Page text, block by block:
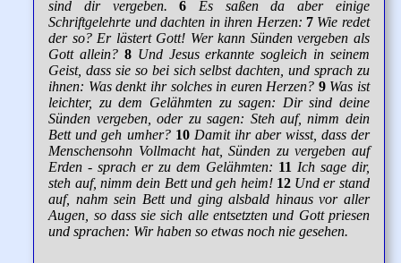
sind dir vergeben.
6
Es saßen da aber einige
Schriftgelehrte und dachten in ihren Herzen: 7 Wie redet
der so? Er lästert Gott! Wer kann Sünden vergeben als
Gott allein? 8 Und Jesus erkannte sogleich in seinem
Geist, dass sie so bei sich selbst dachten, und sprach zu
ihnen: Was denkt ihr solches in euren Herzen? 9 Was ist
leichter, zu dem Gelähmten zu sagen: Dir sind deine
Sünden vergeben, oder zu sagen: Steh auf, nimm dein
Bett und geh umher? 10 Damit ihr aber wisst, dass der
Menschensohn Vollmacht hat, Sünden zu vergeben auf
Erden - sprach er zu dem Gelähmten: 11 Ich sage dir,
steh auf, nimm dein Bett und geh heim! 12 Und er stand
auf, nahm sein Bett und ging alsbald hinaus vor aller
Augen, so dass sie sich alle entsetzten und Gott priesen
und sprachen: Wir haben so etwas noch nie gesehen.